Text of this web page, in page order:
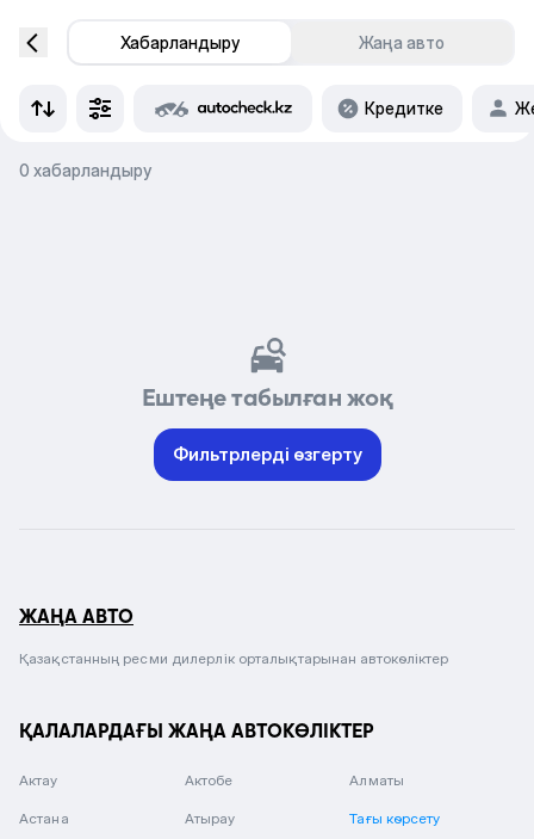
Хабарландыру Жаңа авто
Кредитке
0 хабарландыру
Ештеңе табылған жоқ
Фильтрлерді өзгерту
ЖАҢА АВТО
Қазақстанның ресми дилерлік орталықтарынан автокөліктер
ҚАЛАЛАРДАҒЫ ЖАҢА АВТОКӨЛІКТЕР
Актау Актобе Алматы
Астана Атырау Тағы көрсету